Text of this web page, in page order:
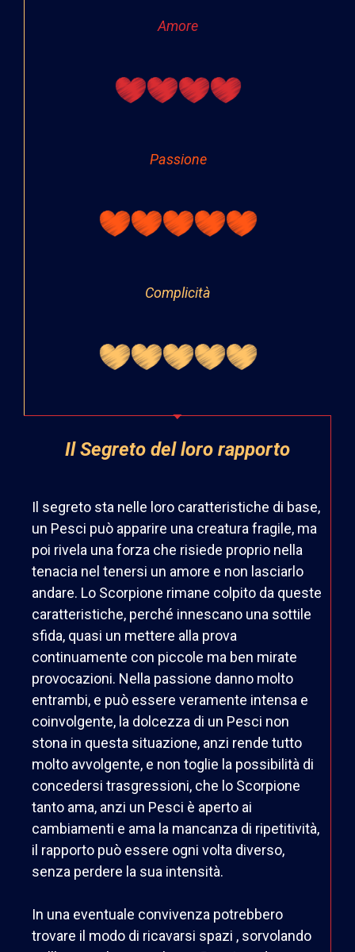
Amore
Passione
Complicità
Il Segreto del loro rapporto
Il segreto sta nelle loro caratteristiche di base,
un Pesci può apparire una creatura fragile, ma
poi rivela una forza che risiede proprio nella
tenacia nel tenersi un amore e non lasciarlo
andare. Lo Scorpione rimane colpito da queste
caratteristiche, perché innescano una sottile
sfida, quasi un mettere alla prova
continuamente con piccole ma ben mirate
provocazioni. Nella passione danno molto
entrambi, e può essere veramente intensa e
coinvolgente, la dolcezza di un Pesci non
stona in questa situazione, anzi rende tutto
molto avvolgente, e non toglie la possibilità di
concedersi trasgressioni, che lo Scorpione
tanto ama, anzi un Pesci è aperto ai
cambiamenti e ama la mancanza di ripetitività,
il rapporto può essere ogni volta diverso,
senza perdere la sua intensità.
In una eventuale convivenza potrebbero
trovare il modo di ricavarsi spazi , sorvolando